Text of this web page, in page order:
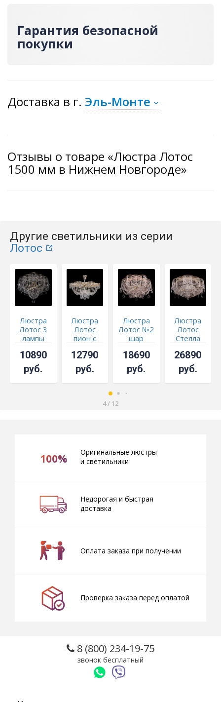
Гарантия безопасной
покупки
Доставка в г. Эль-Монте
Отзывы о товаре «Люстра Лотос
1500 мм в Нижнем Новгороде»
Другие светильники из серии
Лотос
Люстра
Лотос 3
лампы
10890
руб.
Люстра
Лотос
пион с
12790
руб.
Люстра
Лотос №2
шар
18690
руб.
Люстра
Лотос
Стелла
26890
руб.
4/ 12
100%
Оригинальные люстры
и светильники
Недорогая и быстрая
доставка
Оплата заказа при получении
Проверка заказа перед оплатой
8 (800) 234-19-75
звонок бесплатный